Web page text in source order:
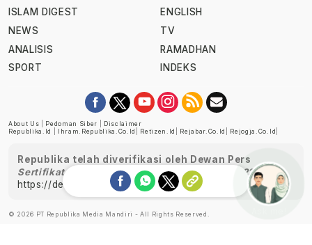
ISLAM DIGEST
NEWS
ANALISIS
SPORT
ENGLISH
TV
RAMADHAN
INDEKS
About Us Pedoman Siber
Disclaimer
Republika.id
Ihram.republika.co.id Retizen.id Rejabar.co.id Rejogja.co.id
Republika telah diverifikasi oleh Dewan Pers
Sertifikat Nomor 1058/DP-Verifikasi/K/XII/2022
https://dewanpers.or.id/data/perusahaanpers
© 2026 PT Republika Media Mandiri - All Rights Reserved.